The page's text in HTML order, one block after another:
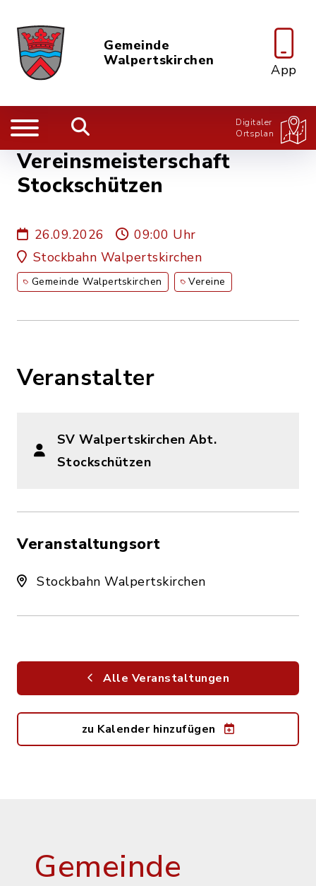
Gemeinde
Walpertskirchen
App
Digitaler
Ortsplan
Vereinsmeisterschaft
Stockschützen
26.09.2026
09:00 Uhr
Stockbahn Walpertskirchen
Gemeinde Walpertskirchen Vereine
Veranstalter
SV Walpertskirchen Abt.
Stockschützen
Veranstaltungsort
Stockbahn Walpertskirchen
Alle Veranstaltungen
zu Kalender hinzufügen
Gemeinde